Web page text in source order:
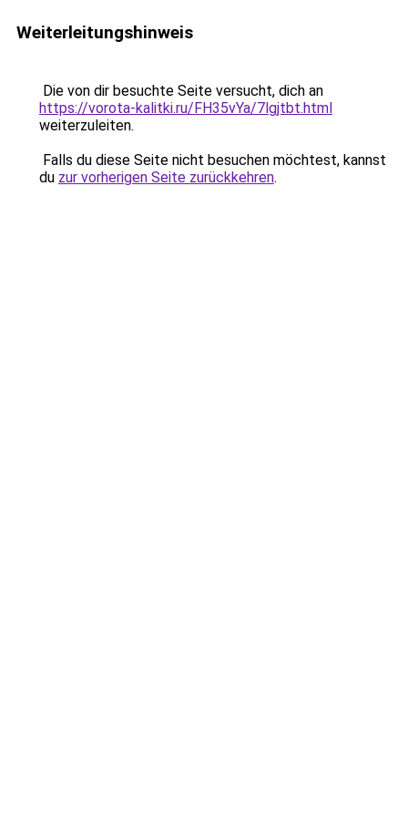
Weiterleitungshinweis
Die von dir besuchte Seite versucht, dich an
https://vorota-kalitki.ru/FH35vYa/7lgjtbt.html
weiterzuleiten.
Falls du diese Seite nicht besuchen möchtest, kannst
du zur vorherigen Seite zurückkehren.